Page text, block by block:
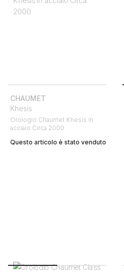
CHAUMET
Khesis
Orologio Chaumet Khesis in
acciaio Circa 2000
Questo articolo è stato venduto